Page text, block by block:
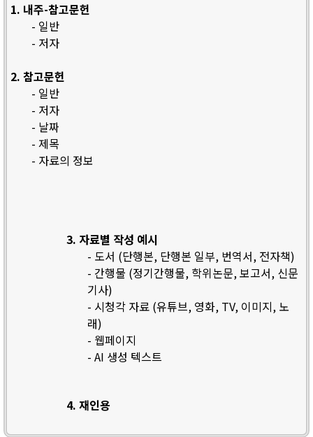
1. 내주-참고문헌
- 일반
- 저자
2. 참고문헌
- 일반
- 저자
- 날짜
- 제목
- 자료의 정보
3. 자료별 작성 예시
- 도서 (단행본, 단행본 일부, 번역서, 전자책)
- 간행물 (정기간행물, 학위논문, 보고서, 신문
기사)
- 시청각 자료 (유튜브, 영화, TV, 이미지, 노
래)
- 웹페이지
- AI 생성 텍스트
4. 재인용